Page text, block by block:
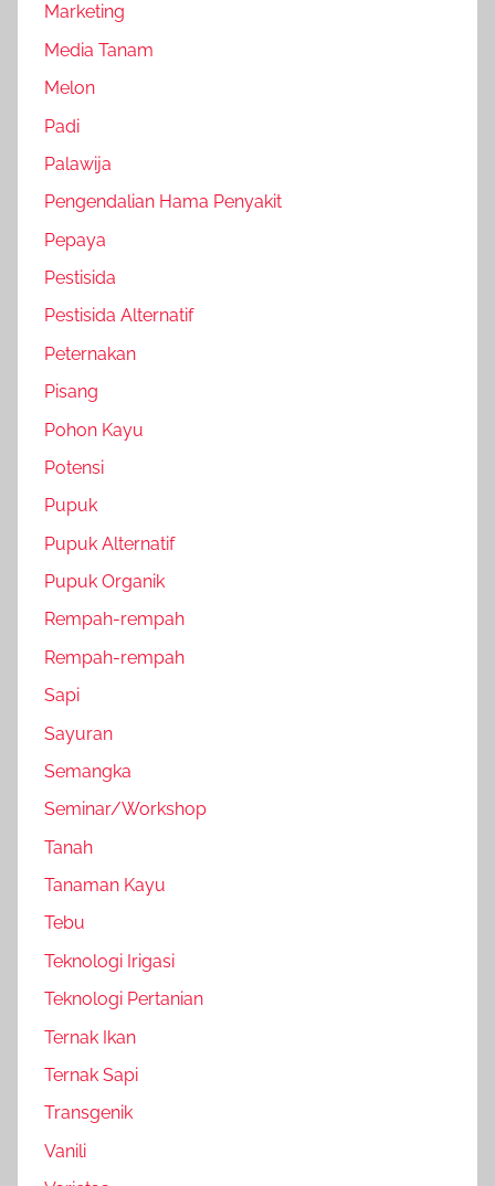
Marketing
Media Tanam
Melon
Padi
Palawija
Pengendalian Hama Penyakit
Pepaya
Pestisida
Pestisida Alternatif
Peternakan
Pisang
Pohon Kayu
Potensi
Pupuk
Pupuk Alternatif
Pupuk Organik
Rempah-rempah
Rempah-rempah
Sapi
Sayuran
Semangka
Seminar/Workshop
Tanah
Tanaman Kayu
Tebu
Teknologi Irigasi
Teknologi Pertanian
Ternak Ikan
Ternak Sapi
Transgenik
Vanili